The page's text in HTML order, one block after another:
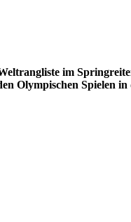
im
Olympischen Spielen